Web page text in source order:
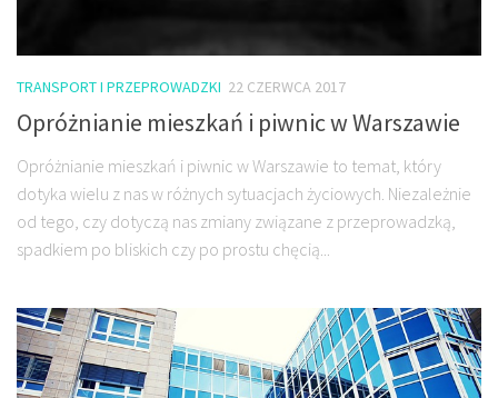
TRANSPORT I PRZEPROWADZKI 22 CZERWCA 2017
Opróżnianie mieszkań i piwnic w Warszawie
Opróżnianie mieszkań i piwnic w Warszawie to temat, który
dotyka wielu z nas w różnych sytuacjach życiowych. Niezależnie
od tego, czy dotyczą nas zmiany związane z przeprowadzką,
spadkiem po bliskich czy po prostu chęcią...